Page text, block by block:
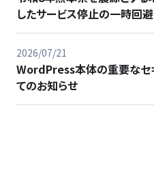
したサービス停止の一時回
2026/07/21
WordPress本体の重要なセ
てのお知らせ